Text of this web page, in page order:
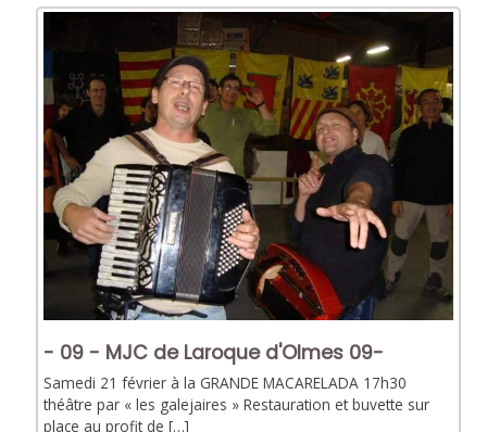
- 09 - MJC de Laroque d'Olmes 09-
Samedi 21 février à la GRANDE MACARELADA 17h30
théâtre par « les galejaires » Restauration et buvette sur
place au profit de […]